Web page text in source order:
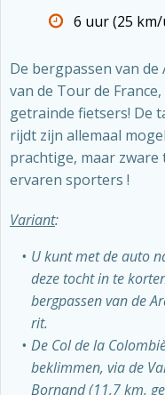
6 uur (25
De bergpassen van
van de Tour de
getrainde fietsers! De
rijdt zijn allemaal
prachtige, maar
ervaren sporters !
Variant:
U kunt met de auto
deze tocht in te
bergpassen van de
rit.
De Col de la
beklimmen, via de
Bornand (11,7 km,